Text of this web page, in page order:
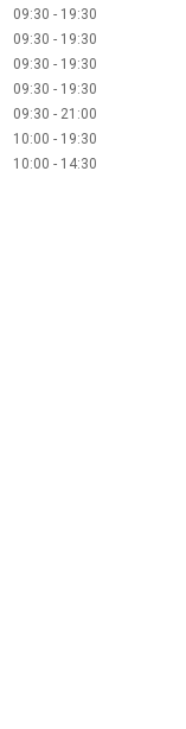
09:30
19:30
09:30
19:30
09:30
19:30
09:30
19:30
09:30
21:00
10:00
19:30
10:00 14:30